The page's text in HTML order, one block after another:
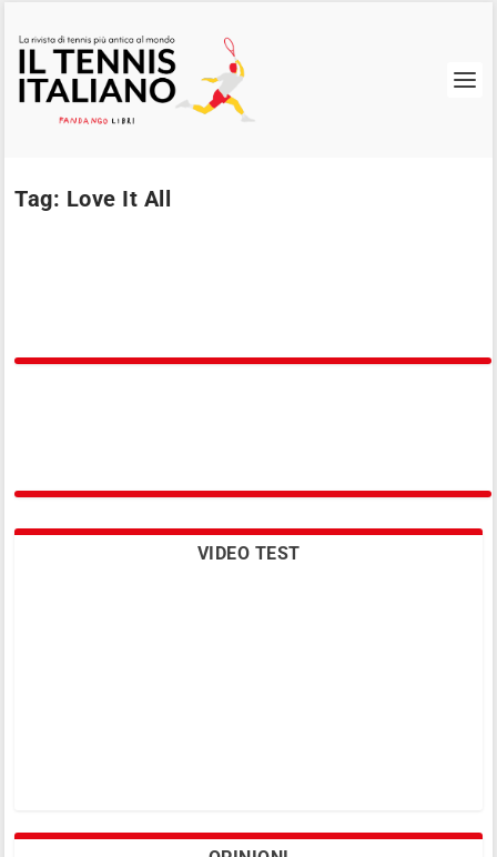
Tag: Love It All
VIDEO TEST